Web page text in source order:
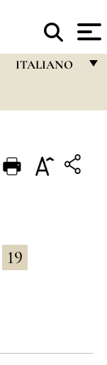
ITALIANO
PORTUGUÊS
POLSKI
19